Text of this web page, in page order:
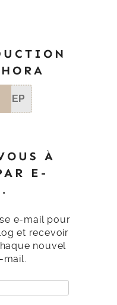
SEP
À
E-
e-mail pour
et recevoir
nouvel
mail.